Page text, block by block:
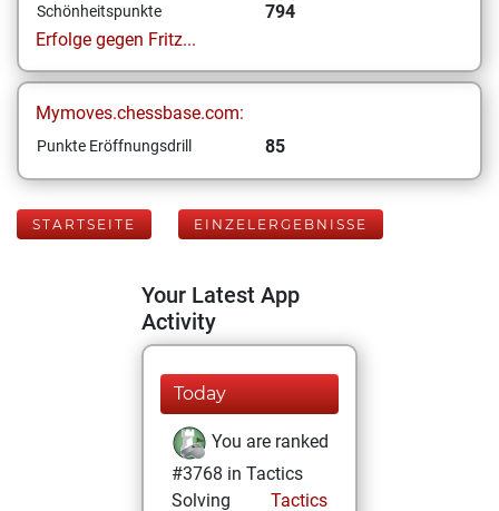
Schönheitspunkte
794
Erfolge gegen Fritz...
Mymoves.chessbase.com:
Punkte Eröffnungsdrill 85
STARTSEITE EINZELERGEBNISSE
Your Latest App
Activity
Today
You are ranked
#3768 in Tactics
Solving
Tactics